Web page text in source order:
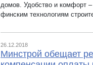
домов. Удобство и комфорт
финским технологиям
26.12.2018
Минстрой обещает